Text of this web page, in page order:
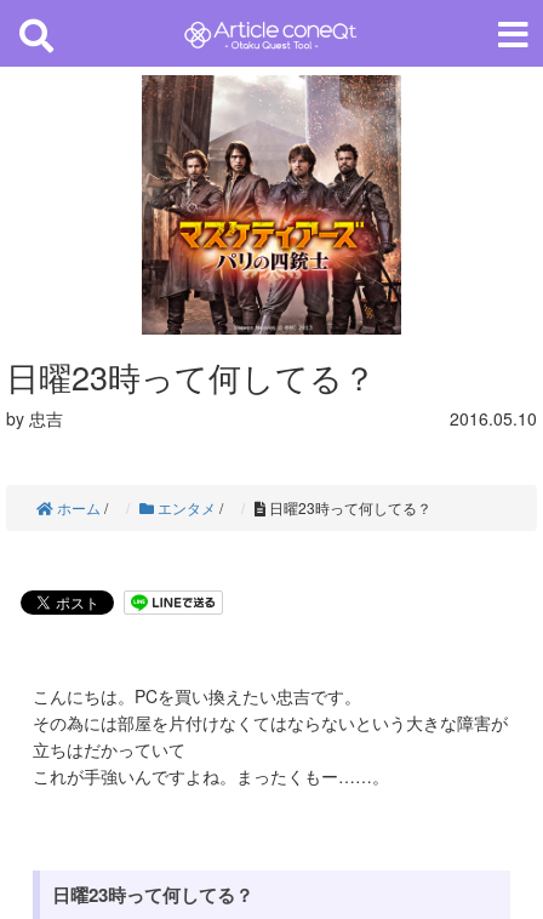
日曜23時って何してる？
by 忠吉 2016.05.10
ホーム / エンタメ / 日曜23時って何してる？
こんにちは。PCを買い換えたい忠吉です。
その為には部屋を片付けなくてはならないという大きな障害が
立ちはだかっていて
これが手強いんですよね。まったくもー……。
日曜23時って何してる？